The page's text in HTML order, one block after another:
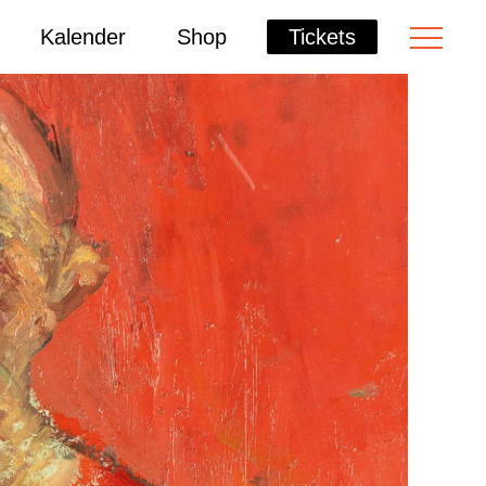
Kalender Shop Tickets